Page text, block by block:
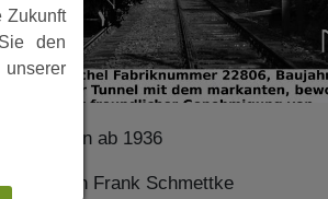
Guxhagen ab 1936
von Frank Schmettke
Zukunft
den